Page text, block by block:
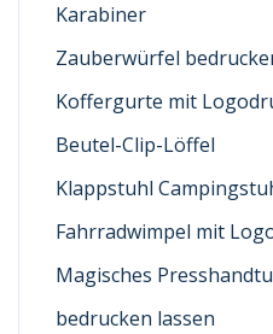
Karabiner
Zauberwürfel
Koffergurte mit
Beutel-Clip-Löffel
Klappstuhl
Fahrradwimpel mit
Magisches
bedrucken lassen